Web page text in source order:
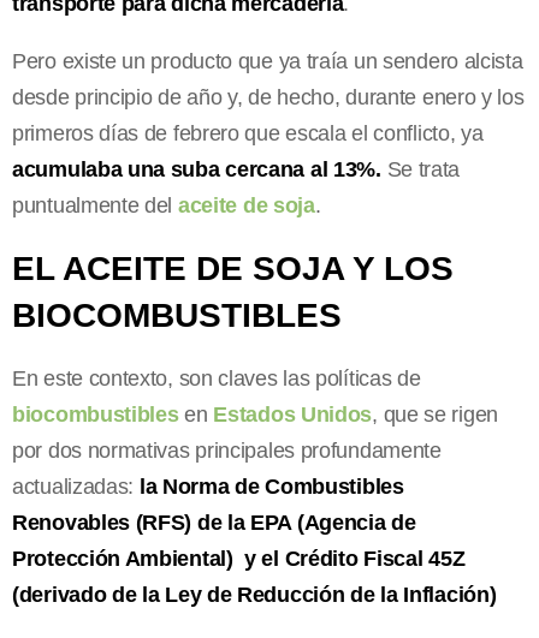
Pero existe un producto que ya traía un sendero alcista
desde principio de año y, de hecho, durante enero y los
primeros días de febrero que escala el conflicto, ya
acumulaba una suba cercana al 13%. Se trata
puntualmente del aceite de soja.
EL ACEITE DE SOJA Y LOS
BIOCOMBUSTIBLES
En este contexto, son claves las políticas de
biocombustiblesen Estados Unidos, que se rigen
por dos normativas principales profundamente
actualizadas: la Norma de Combustibles
Renovables (RFS) de la EPA (Agencia de
Protección Ambiental) y el Crédito Fiscal 45Z
(derivado de la Ley de Reducción de la Inflación)